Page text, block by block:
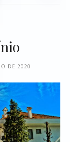
DE 2020